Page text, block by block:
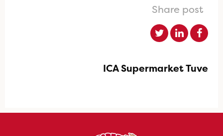
Share post
ICA Supermarket Tuve